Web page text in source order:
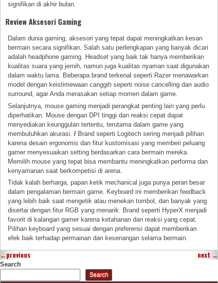
signifikan di akhir bulan.
Review Aksesori Gaming
Dalam dunia gaming, aksesori yang tepat dapat meningkatkan kesan
bermain secara signifikan. Salah satu perlengkapan yang banyak dicari
adalah headphone gaming. Headset yang baik tak hanya memberikan
kualitas suara yang jernih, namun juga kualitas nyaman saat digunakan
dalam waktu lama. Beberapa brand terkenal seperti Razer menawarkan
model dengan keistimewaan canggih seperti noise cancelling dan audio
surround, agar Anda merasakan setiap momen dalam game.
Selanjutnya, mouse gaming menjadi perangkat penting lain yang perlu
diperhatikan. Mouse dengan DPI tinggi dan reaksi cepat dapat
menyediakan keunggulan tertentu, terutama dalam game yang
membutuhkan akurasi./ Brand seperti Logitech sering menjadi pilihan
karena desain ergonomis dan fitur kustomisasi yang memberi peluang
gamer menyesuaikan setting berdasarkan cara bermain mereka.
Memilih mouse yang tepat bisa membantu meningkatkan performa dan
kenyamanan saat berkompetisi di arena.
Tidak kalah berharga, papan ketik mechanical juga punya peran besar
dalam pengalaman bermain game. Keyboard ini memberikan feedback
yang lebih baik saat mengetik atau menekan tombol, dan banyak yang
disertai dengan fitur RGB yang menarik. Brand seperti HyperX menjadi
favorit di kalangan gamer karena ketahanan dan reaksi yang cepat.
Pilihan keyboard yang sesuai dengan preferensi dapat memberikan
efek baik terhadap permainan dan kesenangan selama bermain.
←previous next →
Search
Search